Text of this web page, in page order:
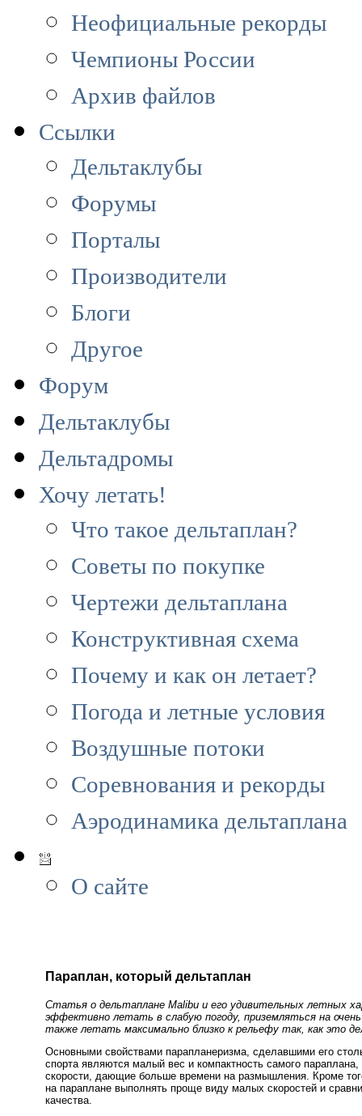
Неофициальные рекорды
Чемпионы России
Архив файлов
Ссылки
Дельтаклубы
Форумы
Порталы
Производители
Блоги
Другое
Форум
Дельтаклубы
Дельтадромы
Хочу летать!
Что такое дельтаплан?
Советы по покупке
Чертежи дельтаплана
Конструктивная схема
Почему и как он летает?
Погода и летные условия
Воздушные потоки
Соревнования и рекорды
Аэродинамика дельтаплана
О сайте
Параплан, который дельтаплан
Статья о дельтаплане Malibu и его удивительных летных
эффективно летать в слабую погоду, приземляться на
также летать максимально близко к рельефу так, как это
Основными свойствами парапланеризма, сделавшими его
спорта являются малый вес и компактность самого
скорости, дающие больше времени на размышления. Кроме
на параплане выполнять проще виду малых скоростей и
качества.